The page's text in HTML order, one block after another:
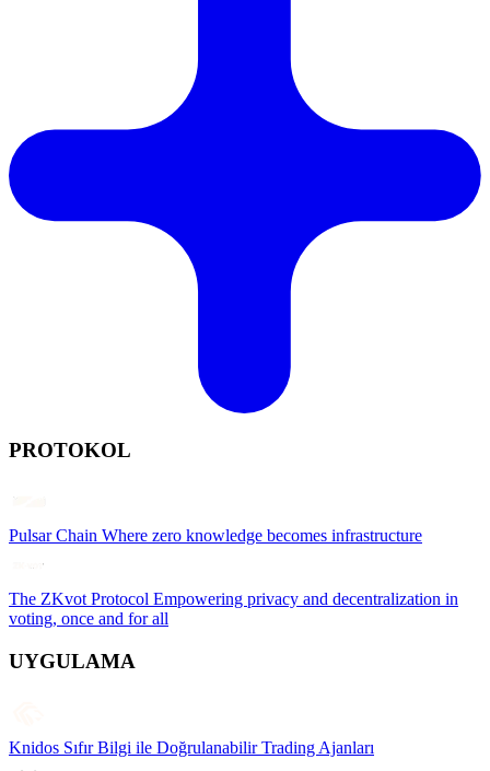
PROTOKOL
Pulsar Chain Where zero knowledge becomes infrastructure
The ZKvot Protocol Empowering privacy and decentralization in
voting, once and for all
UYGULAMA
Knidos Sıfır Bilgi ile Doğrulanabilir Trading Ajanları